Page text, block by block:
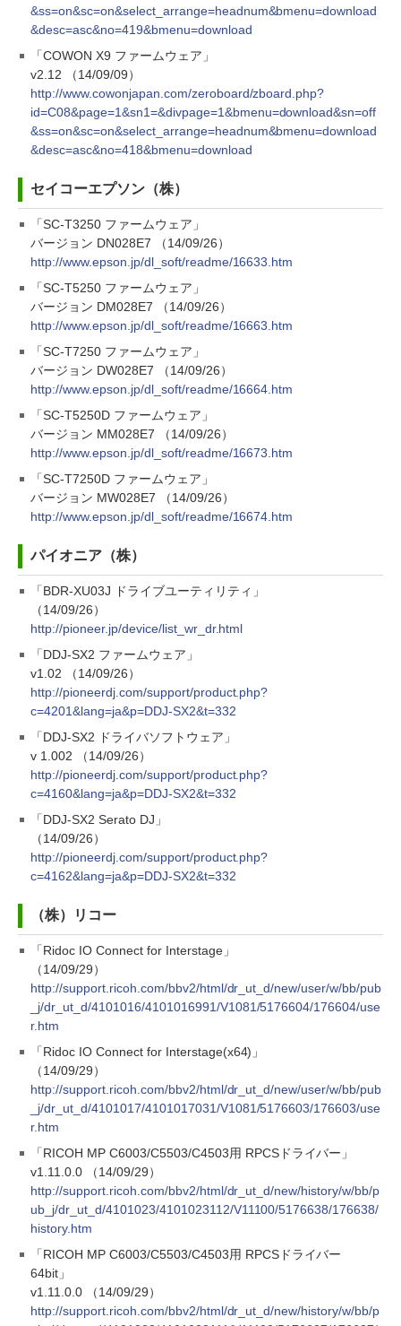
&ss=on&sc=on&select_arrange=headnum&bmenu=download
&desc=asc&no=419&bmenu=download
「COWON X9 ファームウェア」
v2.12 （14/09/09）
http://www.cowonjapan.com/zeroboard/zboard.php?
id=C08&page=1&sn1=&divpage=1&bmenu=download&sn=off
&ss=on&sc=on&select_arrange=headnum&bmenu=download
&desc=asc&no=418&bmenu=download
セイコーエプソン（株）
「SC-T3250 ファームウェア」
バージョン DN028E7 （14/09/26）
http://www.epson.jp/dl_soft/readme/16633.htm
「SC-T5250 ファームウェア」
バージョン DM028E7 （14/09/26）
http://www.epson.jp/dl_soft/readme/16663.htm
「SC-T7250 ファームウェア」
バージョン DW028E7 （14/09/26）
http://www.epson.jp/dl_soft/readme/16664.htm
「SC-T5250D ファームウェア」
バージョン MM028E7 （14/09/26）
http://www.epson.jp/dl_soft/readme/16673.htm
「SC-T7250D ファームウェア」
バージョン MW028E7 （14/09/26）
http://www.epson.jp/dl_soft/readme/16674.htm
パイオニア（株）
「BDR-XU03J ドライブユーティリティ」
（14/09/26）
http://pioneer.jp/device/list_wr_dr.html
「DDJ-SX2 ファームウェア」
v1.02 （14/09/26）
http://pioneerdj.com/support/product.php?
c=4201&lang=ja&p=DDJ-SX2&t=332
「DDJ-SX2 ドライバソフトウェア」
v 1.002 （14/09/26）
http://pioneerdj.com/support/product.php?
c=4160&lang=ja&p=DDJ-SX2&t=332
「DDJ-SX2 Serato DJ」
（14/09/26）
http://pioneerdj.com/support/product.php?
c=4162&lang=ja&p=DDJ-SX2&t=332
（株）リコー
「Ridoc IO Connect for Interstage」
（14/09/29）
http://support.ricoh.com/bbv2/html/dr_ut_d/new/user/w/bb/pub
_j/dr_ut_d/4101016/4101016991/V1081/5176604/176604/use
r.htm
「Ridoc IO Connect for Interstage(x64)」
（14/09/29）
http://support.ricoh.com/bbv2/html/dr_ut_d/new/user/w/bb/pub
_j/dr_ut_d/4101017/4101017031/V1081/5176603/176603/use
r.htm
「RICOH MP C6003/C5503/C4503用 RPCSドライバー」
v1.11.0.0 （14/09/29）
http://support.ricoh.com/bbv2/html/dr_ut_d/new/history/w/bb/p
ub_j/dr_ut_d/4101023/4101023112/V11100/5176638/176638/
history.htm
「RICOH MP C6003/C5503/C4503用 RPCSドライバー
64bit」
v1.11.0.0 （14/09/29）
http://support.ricoh.com/bbv2/html/dr_ut_d/new/history/w/bb/p